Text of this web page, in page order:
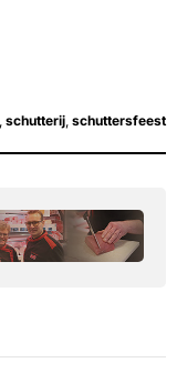
schutterij schuttersfeest